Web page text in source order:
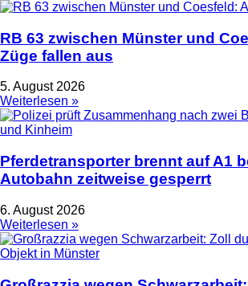
RB 63 zwischen Münster und
Züge fallen aus
5. August 2026
Weiterlesen »
Pferdetransporter brennt auf A1
Autobahn zeitweise gesperrt
6. August 2026
Weiterlesen »